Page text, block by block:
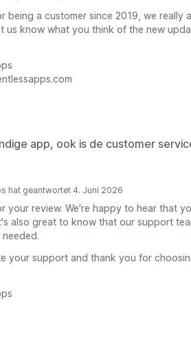
being a customer since 2019, we really
us know what you think of the new
app, ook is de customer
hat geantwortet 4. Juni 2026
your review. We're happy to hear that
also great to know that our support
your support and thank you for